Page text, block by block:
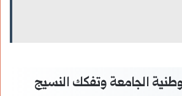
الجامعة وتفكك النسيج